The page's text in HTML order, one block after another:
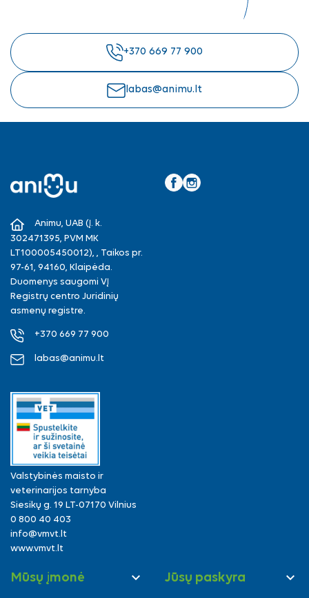
+370 669 77 900
labas@animu.lt
Animu, UAB (Į. k.
302471395, PVM MK
LT100005450012), , Taikos pr.
97-61, 94160, Klaipėda.
Duomenys saugomi VĮ
Registrų centro Juridinių
asmenų registre.
+370 669 77 900
labas@animu.lt
Valstybinės maisto ir
veterinarijos tarnyba
Siesikų g. 19 LT-07170 Vilnius
0 800 40 403
info@vmvt.lt
www.vmvt.lt
Mūsų įmonė  Jūsų paskyra 